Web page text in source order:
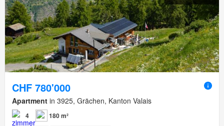
CHF 780'000
Apartment in 3925, Grächen, Kanton Valais
4 180 m²